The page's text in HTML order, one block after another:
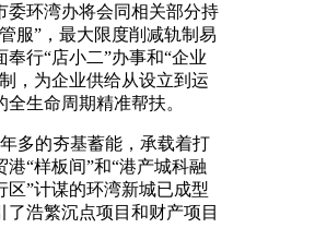
环湾办将会同相关部分持
服”，最大限度削减轨制易
奉行“店小二”办事和“企业
，为企业供给从设立到运
全生命周期精准帮扶。
的夯基蓄能，承载着打
港“样板间”和“港产城科融
区”计谋的环湾新城已成型
了浩繁沉点项目和财产项目